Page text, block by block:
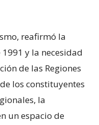
reafirmó la
y la necesidad
de las Regiones
los constituyentes
la
un espacio de